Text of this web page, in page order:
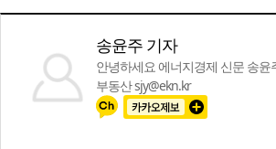
송윤주 기자
안녕하세요 에너지경제 신문 송윤
부동산 sjy@ekn.kr